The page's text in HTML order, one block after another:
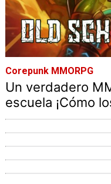
Corepunk MMORPG
Un verdadero
escuela ¡Cómo